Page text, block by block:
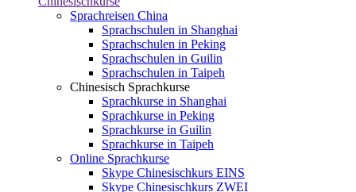
Sprachreisen China
Sprachschulen in Shanghai
Sprachschulen in Peking
Sprachschulen in Guilin
Sprachschulen in Taipeh
Chinesisch Sprachkurse
Sprachkurse in Shanghai
Sprachkurse in Peking
Sprachkurse in Guilin
Sprachkurse in Taipeh
Online Sprachkurse
Skype Chinesischkurs EINS
Skype Chinesischkurs ZWEI